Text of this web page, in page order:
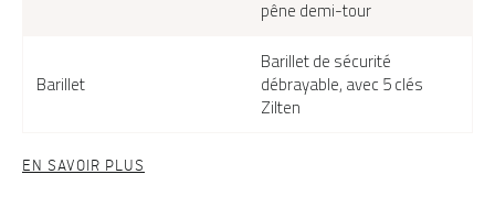
pêne demi-tour
Barillet
Barillet de sécurité
débrayable, avec 5 clés
Zilten
EN SAVOIR PLUS